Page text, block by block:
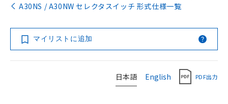
A30NS / A30NW セレクタスイッチ 形式仕様一覧
マイリストに追加
日本語 English PDF出力